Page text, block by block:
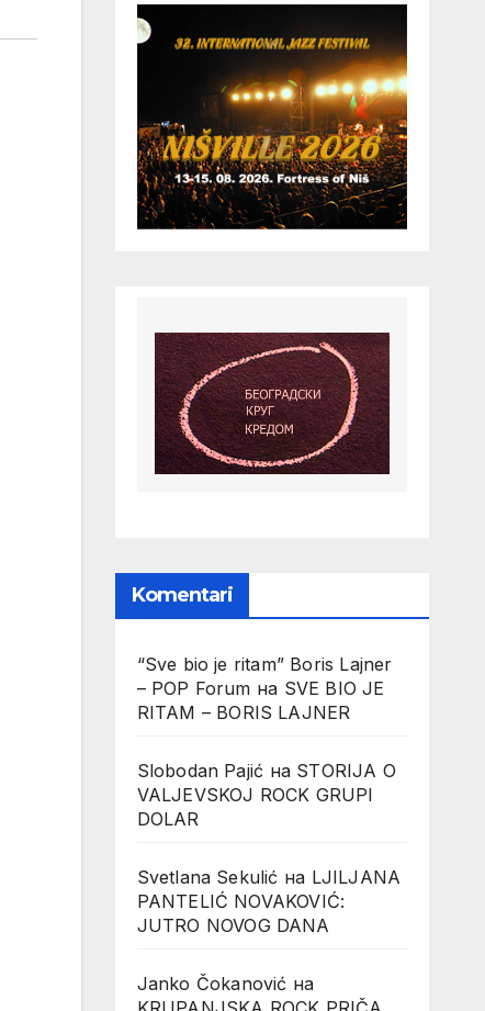
Komentari
“Sve bio je ritam” Boris Lajner
– POP Forum на SVE BIO JE
RITAM – BORIS LAJNER
Slobodan Pajić на STORIJA O
VALJEVSKOJ ROCK GRUPI
DOLAR
Svetlana Sekulić на LJILJANA
PANTELIĆ NOVAKOVIĆ:
JUTRO NOVOG DANA
Janko Čokanović на